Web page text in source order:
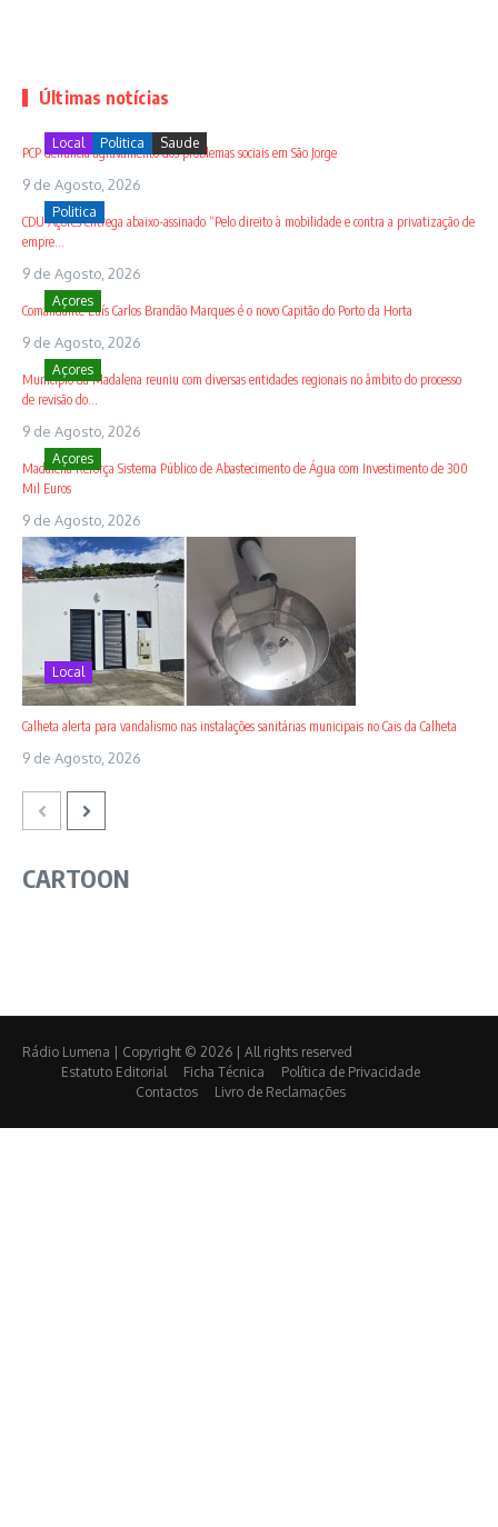
Últimas notícias
Local Politica Saude
PCP denuncia agravamento dos problemas sociais em São Jorge
9 de Agosto, 2026
Politica
CDU Açores entrega abaixo-assinado “Pelo direito à mobilidade e contra a privatização de
empre...
9 de Agosto, 2026
Açores
Comandante Luís Carlos Brandão Marques é o novo Capitão do Porto da Horta
9 de Agosto, 2026
Açores
Município da Madalena reuniu com diversas entidades regionais no âmbito do processo
de revisão do...
9 de Agosto, 2026
Açores
Madalena Reforça Sistema Público de Abastecimento de Água com Investimento de 300
Mil Euros
9 de Agosto, 2026
Local
Calheta alerta para vandalismo nas instalações sanitárias municipais no Cais da Calheta
9 de Agosto, 2026
CARTOON
Rádio Lumena | Copyright © 2026 | All rights reserved
Estatuto Editorial
Ficha Técnica
Política de Privacidade
Contactos
Livro de Reclamações